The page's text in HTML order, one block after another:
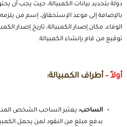
دولة بتحديد بيانات الكمبيالة، حيث يجب أن
بالإضافة إلى موعد الإستحقاق، إسم من
الوفاء، مكان إصدار الكمبيالة، تاريخ إصدار
توقيع من قام بإنشاء الكمبيالة.
أولاً – أطراف الكمبيالة:
الساحب: يعتبر الساحب الشخص
بدفع مبلغ من النقود لمن يحمل